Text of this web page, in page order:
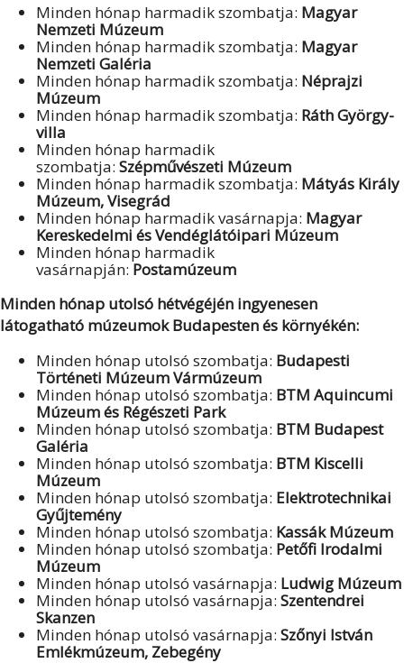
Minden hónap harmadik szombatja: Magyar
Nemzeti Múzeum
Minden hónap harmadik szombatja: Magyar
Nemzeti Galéria
Minden hónap harmadik szombatja: Néprajzi
Múzeum
Minden hónap harmadik szombatja: Ráth György-
villa
Minden hónap harmadik
szombatja: Szépművészeti Múzeum
Minden hónap harmadik szombatja: Mátyás Király
Múzeum, Visegrád
Minden hónap harmadik vasárnapja: Magyar
Kereskedelmi és Vendéglátóipari Múzeum
Minden hónap harmadik
vasárnapján: Postamúzeum
Minden hónap utolsó hétvégéjén ingyenesen
látogatható múzeumok Budapesten és környékén:
Minden hónap utolsó szombatja: Budapesti
Történeti Múzeum Vármúzeum
Minden hónap utolsó szombatja: BTM Aquincumi
Múzeum és Régészeti Park
Minden hónap utolsó szombatja: BTM Budapest
Galéria
Minden hónap utolsó szombatja: BTM Kiscelli
Múzeum
Minden hónap utolsó szombatja: Elektrotechnikai
Gyűjtemény
Minden hónap utolsó szombatja: Kassák Múzeum
Minden hónap utolsó szombatja: Petőfi Irodalmi
Múzeum
Minden hónap utolsó vasárnapja: Ludwig Múzeum
Minden hónap utolsó vasárnapja: Szentendrei
Skanzen
Minden hónap utolsó vasárnapja: Szőnyi István
Emlékmúzeum, Zebegény